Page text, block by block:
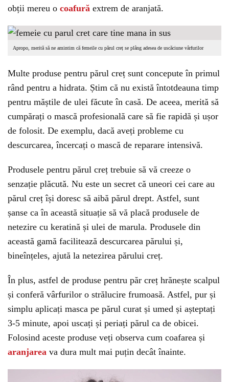
obții mereu o coafură extrem de aranjată.
Apropo, merită să ne amintim că femeile cu părul creț se plâng adesea de uscăciune vârfurilor
Multe produse pentru părul creț sunt concepute în primul
rând pentru a hidrata. Știm că nu există întotdeauna timp
pentru măștile de ulei făcute în casă. De aceea, merită să
cumpărați o mască profesională care să fie rapidă și ușor
de folosit. De exemplu, dacă aveți probleme cu
descurcarea, încercați o mască de reparare intensivă.
Produsele pentru părul creț trebuie să vă creeze o
senzație plăcută. Nu este un secret că uneori cei care au
părul creț își doresc să aibă părul drept. Astfel, sunt
șanse ca în această situație să vă placă produsele de
netezire cu keratină și ulei de marula. Produsele din
această gamă facilitează descurcarea părului și,
bineînțeles, ajută la netezirea părului creț.
În plus, astfel de produse pentru păr creț hrănește scalpul
și conferă vârfurilor o strălucire frumoasă. Astfel, pur și
simplu aplicați masca pe părul curat și umed și așteptați
3-5 minute, apoi uscați și periați părul ca de obicei.
Folosind aceste produse veți observa cum coafarea și
aranjarea va dura mult mai puțin decât înainte.